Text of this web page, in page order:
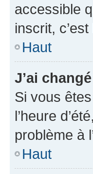
accessible
inscrit,
Haut
J’ai
Si vous
l’heure
problème à
Haut